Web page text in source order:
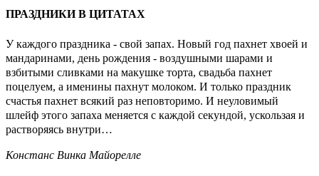
ПРАЗДНИКИ В ЦИТАТАХ
У каждого праздника - свой запах. Новый год пахнет хвоей и
мандаринами, день рождения - воздушными шарами и
взбитыми сливками на макушке торта, свадьба пахнет
поцелуем, а именины пахнут молоком. И только праздник
счастья пахнет всякий раз неповторимо. И неуловимый
шлейф этого запаха меняется с каждой секундой, ускользая и
растворяясь внутри…
Констанс Винка Майорелле